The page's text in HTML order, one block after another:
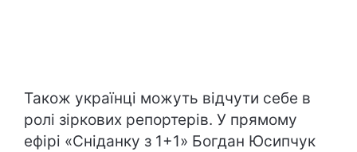
Також українці можуть відчути себе в
ролі зіркових репортерів. У прямому
ефірі «Сніданку з 1+1» Богдан Юсипчук